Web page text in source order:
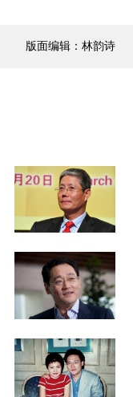
版面编辑：林韵诗